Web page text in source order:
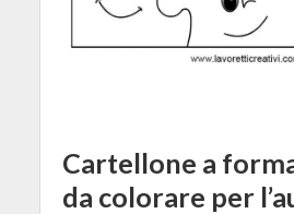
Cartellone a
da colorare per